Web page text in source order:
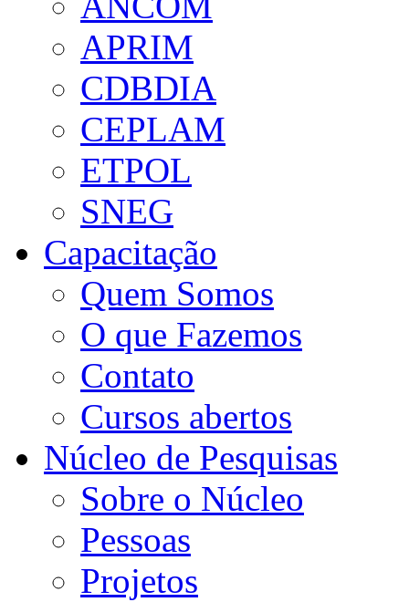
APRIM
CDBDIA
CEPLAM
ETPOL
SNEG
Capacitação
Quem Somos
O que Fazemos
Contato
Cursos abertos
Núcleo de Pesquisas
Sobre o Núcleo
Pessoas
Projetos